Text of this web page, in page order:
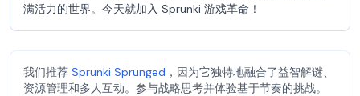
满活力的世界。今天就加入 Sprunki 游戏革命！
我们推荐 Sprunki Sprunged ，因为它独特地融合了益智解谜、
资源管理和多人互动。参与战略思考并体验基于节奏的挑战。